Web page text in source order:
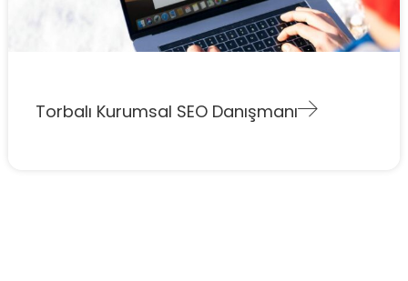
Torbalı Kurumsal SEO Danışmanı